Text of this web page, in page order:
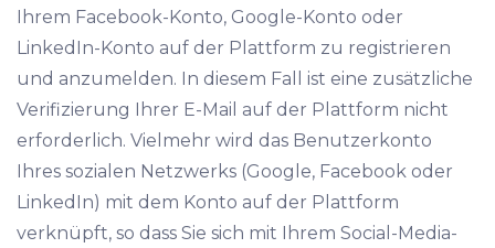
Ihrem Facebook-Konto, Google-Konto oder
LinkedIn-Konto auf der Plattform zu registrieren
und anzumelden. In diesem Fall ist eine zusätzliche
Verifizierung Ihrer E-Mail auf der Plattform nicht
erforderlich. Vielmehr wird das Benutzerkonto
Ihres sozialen Netzwerks (Google, Facebook oder
LinkedIn) mit dem Konto auf der Plattform
verknüpft, so dass Sie sich mit Ihrem Social-Media-